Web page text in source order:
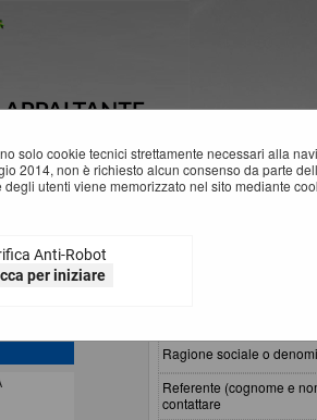
solo cookie tecnici strettamente necessari alla
2014, non è richiesto alcun consenso da parte
utenti viene memorizzato nel sito mediante
Anti-Robot
per iniziare
Ragione sociale o
Referente (cognome e
contattare